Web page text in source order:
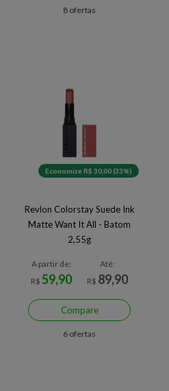
8 ofertas
Economize R$ 30,00 (33%)
Revlon Colorstay Suede Ink
Matte Want It All - Batom
2,55g
A partir de:
R$59,90
Até:
R$ 89,90
Compare
6 ofertas